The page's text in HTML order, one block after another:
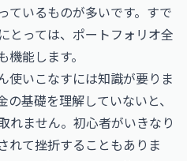
ているものが多いです。すで
とっては、ポートフォリオ全
能します。
使いこなすには知識が要りま
基礎を理解していないと、
れません。初心者がいきなり
れて挫折することもありま